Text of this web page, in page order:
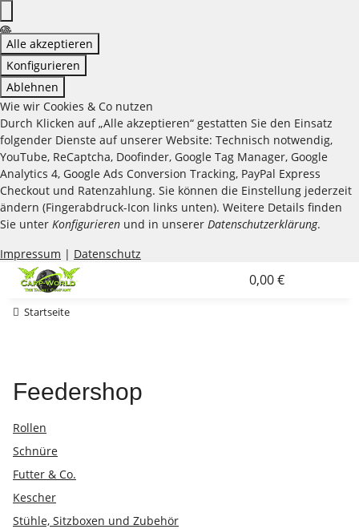
Alle akzeptieren
Konfigurieren
Ablehnen
Wie wir Cookies & Co nutzen
Durch Klicken auf „Alle akzeptieren“ gestatten Sie den Einsatz
folgender Dienste auf unserer Website: Technisch notwendig,
YouTube, ReCaptcha, Doofinder, Google Tag Manager, Google
Analytics 4, Google Ads Conversion Tracking, PayPal Express
Checkout und Ratenzahlung. Sie können die Einstellung jederzeit
ändern (Fingerabdruck-Icon links unten). Weitere Details finden
Sie unter Konfigurieren und in unserer Datenschutzerklärung.
Impressum | Datenschutz
0,00 €
Startseite
Feedershop
Rollen
Schnüre
Futter & Co.
Kescher
Stühle, Sitzboxen und Zubehör